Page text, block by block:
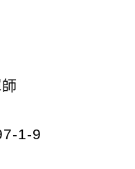
1-9